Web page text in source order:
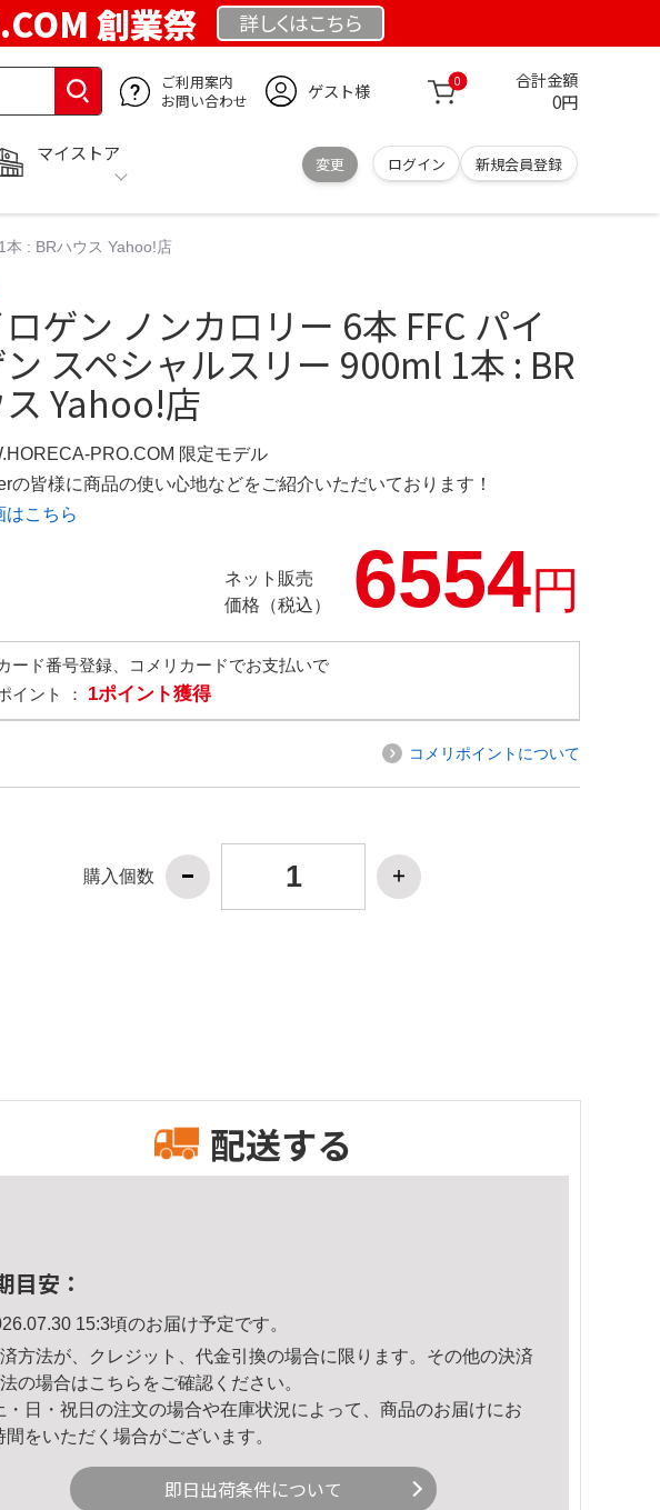
創業祭 詳しくはこちら
ご利用案内
お問い合わせ
ゲスト様 0 合計金額
0円
マイストア
変更 ログイン 新規会員登録
: BRハウス Yahoo!店
ゲン ノンカロリー 6本 FFC パイ
スペシャルスリー 900ml 1本 : BR
Yahoo!店
PRO.COM 限定モデル
の皆様に商品の使い心地などをご紹介いただいております！
はこちら
ネット販売
価格（税込）
6554円
ード番号登録、コメリカードでお支払いで
イント ： 1ポイント獲得
コメリポイントについて
購入個数
配送する
目安：
15:3頃のお届け予定です。
方法が、クレジット、代金引換の場合に限ります。その他の決済
の場合はこちら をご確認ください。
日・祝日の注文の場合や在庫状況によって、商品のお届けにお
間をいただく場合がございます。
即日出荷条件について